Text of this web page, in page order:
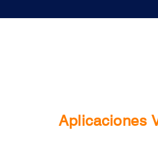
Aplicaciones